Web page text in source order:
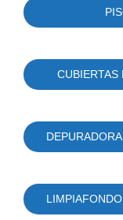
CUBIERTAS